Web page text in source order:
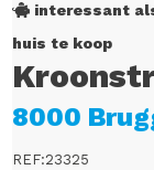
interessant
huis te koop
8000
REF:23325